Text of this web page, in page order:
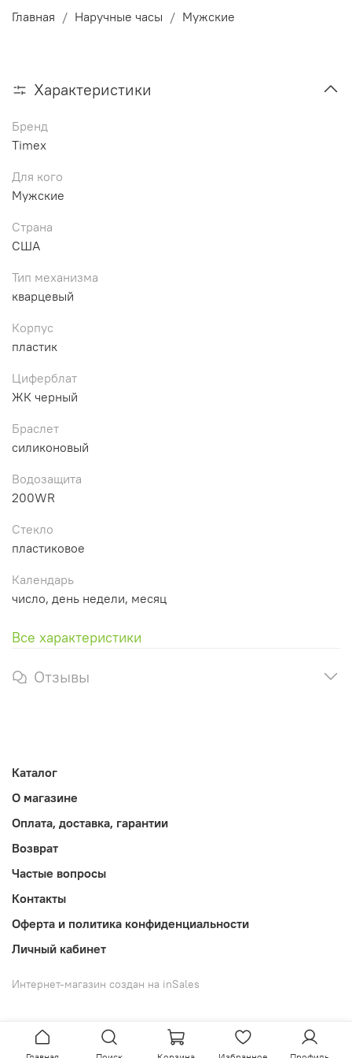
Главная Наручные часы Мужские
Характеристики
Бренд
Timex
Для кого
Мужские
Страна
США
Тип механизма
кварцевый
Корпус
пластик
Циферблат
ЖК черный
Браслет
силиконовый
Водозащита
200WR
Стекло
пластиковое
Календарь
число, день недели, месяц
Все характеристики
Отзывы
Каталог
О магазине
Оплата, доставка, гарантии
Возврат
Частые вопросы
Контакты
Оферта и политика конфиденциальности
Личный кабинет
Интернет-магазин создан на inSales